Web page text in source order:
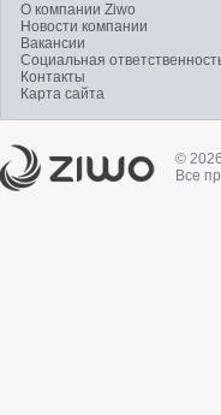
О компании Ziwo
Новости компании
Вакансии
Социальная
Контакты
Карта сайта
©
Все